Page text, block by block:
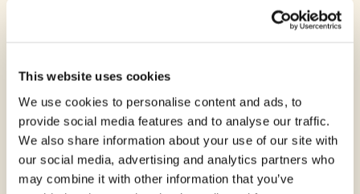
This website uses cookies
We use cookies to personalise content and ads, to
provide social media features and to analyse our traffic.
We also share information about your use of our site with
our social media, advertising and analytics partners who
may combine it with other information that you’ve